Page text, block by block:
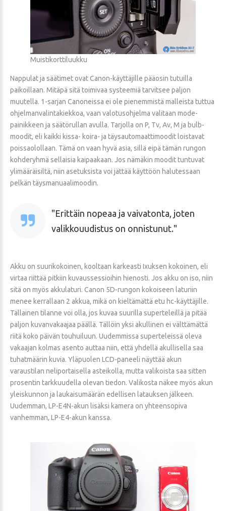
Muistikorttiluukku
Nappulat ja säätimet ovat Canon-käyttäjille pääosin tutuilla
paikoillaan. Mitäpä sitä toimivaa systeemiä tarvitsee paljon
muutella. 1-sarjan Canoneissa ei ole pienemmistä malleista tuttua
ohjelmanvalintakiekkoa, vaan valotusohjelma valitaan mode-
painikkeen ja säätörullan avulla. Tarjolla on P, Tv, Av, M ja bulb-
moodit, eli kaikki kissa- koira- ja täysautomaattimoodit loistavat
poissaolollaan. Tämä on vaan hyvä asia, sillä eipä tämän rungon
kohderyhmä sellaisia kaipaakaan. Jos nämäkin moodit tuntuvat
ylimääräisiltä, niin asetuksista voi jättää käyttöön halutessaan
pelkän täysmanuaalimoodin.
Erittäin nopeaa ja vaivatonta, joten
valikkouudistus on onnistunut.
Akku on suurikokoinen, kooltaan karkeasti Ixuksen kokoinen, eli
virtaa riittää pitkiin kuvaussessioihin hienosti. Jos akku on iso, niin
sitä on myös akkulaturi. Canon 5D-rungon kokoiseen laturiin
menee kerrallaan 2 akkua, mikä on kieltämättä etu hc-käyttäjille.
Tällainen tilanne voi olla, jos kuvaa suurilla superteleillä ja pitää
paljon kuvanvakaajaa päällä. Tällöin yksi akullinen ei välttämättä
riitä koko päivän touhuiluun. Uudemmissa superteleissä oleva
vakaajan kolmas asento auttaa niin, että yhdellä akullisella saa
tuhatmäärin kuvia. Yläpuolen LCD-paneeli näyttää akun
varaustilan neliportaisella asteikolla, mutta valikoista saa sitten
prosentin tarkkuudella olevan tiedon. Valikosta näkee myös akun
yleiskunnon ja laukaisumäärän edellisen latauksen jälkeen.
Uudemman, LP-E4N-akun lisäksi kamera on yhteensopiva
vanhemman, LP-E4-akun kanssa.